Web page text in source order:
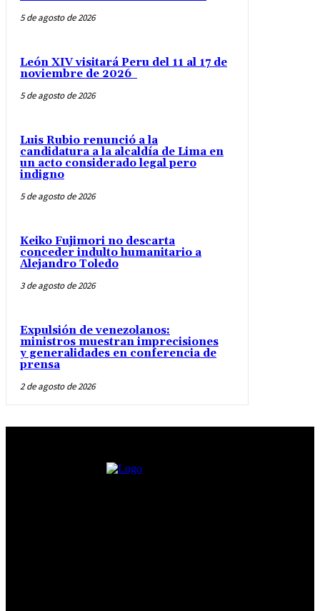
5 de agosto de 2026
León XIV visitará Peru del 11 al 17 de
noviembre de 2026
5 de agosto de 2026
Luis Rubio renunció a la
candidatura a la alcaldía de Lima en
un acto considerado legal pero
indigno
5 de agosto de 2026
Keiko Fujimori no descarta
conceder indulto humanitario a
Alejandro Toledo
3 de agosto de 2026
Expulsión de venezolanos:
ministros muestran imprecisiones
y generalidades en conferencia de
prensa
2 de agosto de 2026